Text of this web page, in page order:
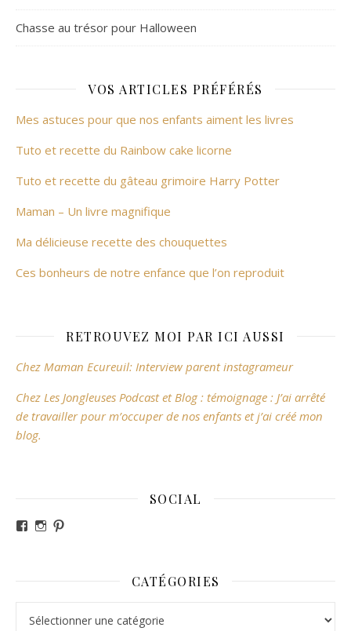
Chasse au trésor pour Halloween
VOS ARTICLES PRÉFÉRÉS
Mes astuces pour que nos enfants aiment les livres
Tuto et recette du Rainbow cake licorne
Tuto et recette du gâteau grimoire Harry Potter
Maman – Un livre magnifique
Ma délicieuse recette des chouquettes
Ces bonheurs de notre enfance que l’on reproduit
RETROUVEZ MOI PAR ICI AUSSI
Chez Maman Ecureuil: Interview parent instagrameur
Chez Les Jongleuses Podcast et Blog : témoignage : J’ai arrêté
de travailler pour m’occuper de nos enfants et j’ai créé mon
blog.
SOCIAL
Voir le profil de revesdefripouilles sur Facebook
Voir le profil de claire_revesdefripouilles sur
CATÉGORIES